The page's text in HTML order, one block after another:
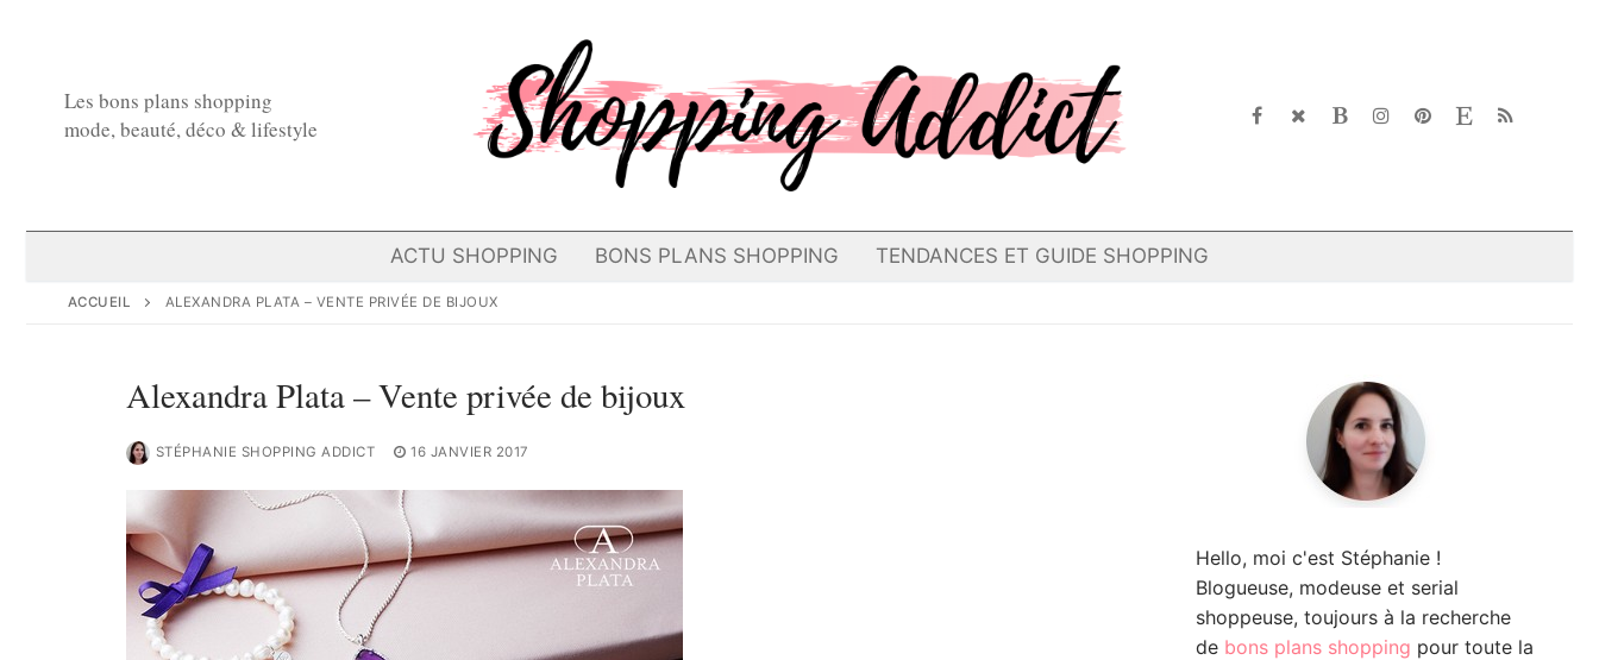
Les bons plans shopping
mode, beauté, déco & lifestyle
ACTU SHOPPING BONS PLANS SHOPPING TENDANCES ET GUIDE SHOPPING
ACCUEIL ALEXANDRA PLATA – VENTE PRIVÉE DE BIJOUX
Alexandra Plata – Vente privée de bijoux
STÉPHANIE SHOPPING ADDICT 16 JANVIER 2017
Hello, moi c'est Stéphanie !
Blogueuse, modeuse et serial
shoppeuse, toujours à la recherche
de bons plans shopping pour toute la